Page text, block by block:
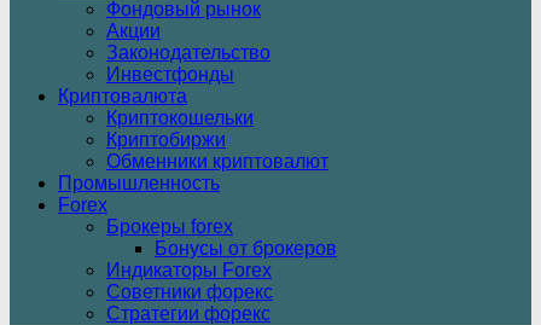
Фондовый рынок
Акции
Законодательство
Инвестфонды
Криптовалюта
Криптокошельки
Криптобиржи
Обменники криптовалют
Промышленность
Forex
Брокеры forex
Бонусы от брокеров
Индикаторы Forex
Советники форекс
Стратегии форекс